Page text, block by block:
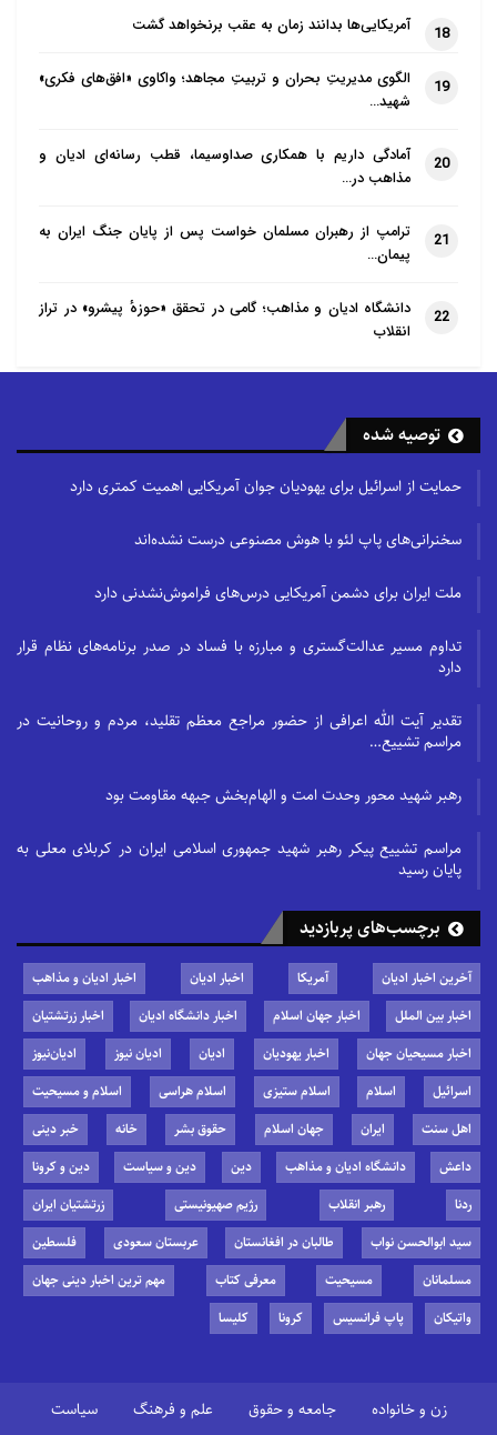
18 آمریکایی‌ها بدانند زمان به عقب برنخواهد گشت
19
الگوی مدیریتِ بحران و تربیتِ مجاهد؛ واکاوی «افق‌های فکری»
شهید…
20
آمادگی داریم با همکاری صداوسیما، قطب رسانه‌ای ادیان و
مذاهب در…
21
ترامپ از رهبران مسلمان خواست پس از پایان جنگ ایران به
پیمان…
22
دانشگاه ادیان و مذاهب؛ گامی در تحقق «حوزهٔ پیشرو» در تراز
انقلاب
توصیه شده
حمایت از اسرائیل برای یهودیان جوان آمریکایی اهمیت کمتری دارد
سخنرانی‌های پاپ لئو با هوش مصنوعی درست نشده‌اند
ملت ایران برای دشمن آمریکایی درس‌های فراموش‌نشدنی دارد
تداوم مسیر عدالت‌گستری و مبارزه با فساد در صدر برنامه‌های نظام قرار
دارد
تقدیر آیت الله اعرافی از حضور مراجع معظم تقلید، مردم و روحانیت در
مراسم تشییع…
رهبر شهید محور وحدت امت و الهام‌بخش جبهه مقاومت بود
مراسم تشییع پیکر رهبر شهید جمهوری اسلامی ایران در کربلای معلی به
پایان رسید
برچسب‌های پربازدید
آخرین اخبار ادیان آمریکا اخبار ادیان
اخبار ادیان و مذاهب
اخبار بین الملل
اخبار جهان اسلام اخبار دانشگاه ادیان
اخبار زرتشتیان
اخبار مسیحیان جهان
اخبار یهودیان ادیان ادیان نیوز
ادیان‌نیوز
اسرائیل
اسلام اسلام ستیزی اسلام هراسی
اسلام و مسیحیت
اهل سنت
ایران جهان اسلام حقوق بشر خانه
خبر دینی
داعش
دانشگاه ادیان و مذاهب دین دین و سیاست
دین و کرونا
ردنا
رهبر انقلاب رژیم صهیونیستی
زرتشتیان ایران
سید ابوالحسن نواب
طالبان در افغانستان عربستان سعودی
فلسطین
مسلمانان
مسیحیت معرفی کتاب
مهم ترین اخبار دینی جهان
واتیکان
پاپ فرانسیس کرونا کلیسا
زن و خانواده جامعه و حقوق علم و فرهنگ سیاست